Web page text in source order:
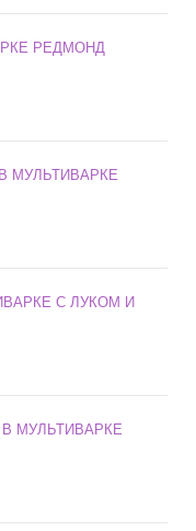
РЕДМОНД
МУЛЬТИВАРКЕ
С ЛУКОМ И
МУЛЬТИВАРКЕ